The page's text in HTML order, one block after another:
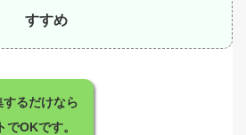
すすめ
するだけなら
でOKです。